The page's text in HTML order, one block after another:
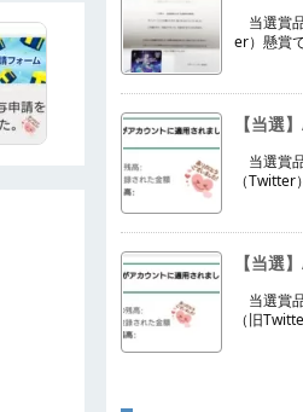
当選賞
er）懸賞
【当選
当選賞
（Twitter
【当選
当選賞
（旧